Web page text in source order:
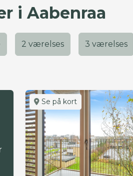
i Aabenraa
2 værelses 3 værelses
Se på kort